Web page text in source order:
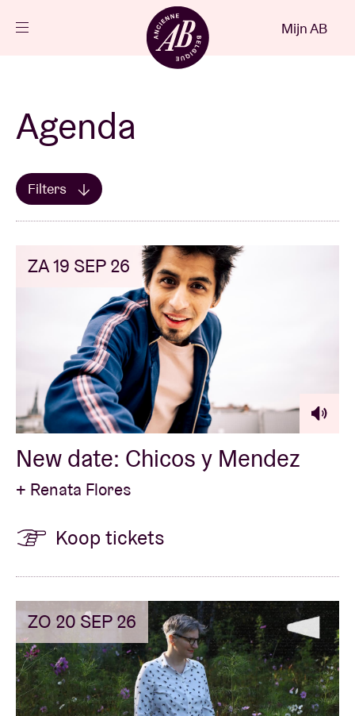
NL
Projecten
Nieuws
Bezoekersinfo
AB ❤ you
Zaalhuur
BRDCST
ABtv
Concertcheque
Over AB
Contact
Mijn AB
Agenda
Toon alles BRDCST
Filters
ZA 19 SEP 26
New date: Chicos y Mendez
+ Renata Flores
Koop tickets
ZO 20 SEP 26